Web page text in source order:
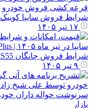
شرایط فروش سایپا کوییک GX-L ویژه تیر ماه ۱۴۰۵ اعلام شد
شرایط فروش چانگان CS55 وارداتی سایپا